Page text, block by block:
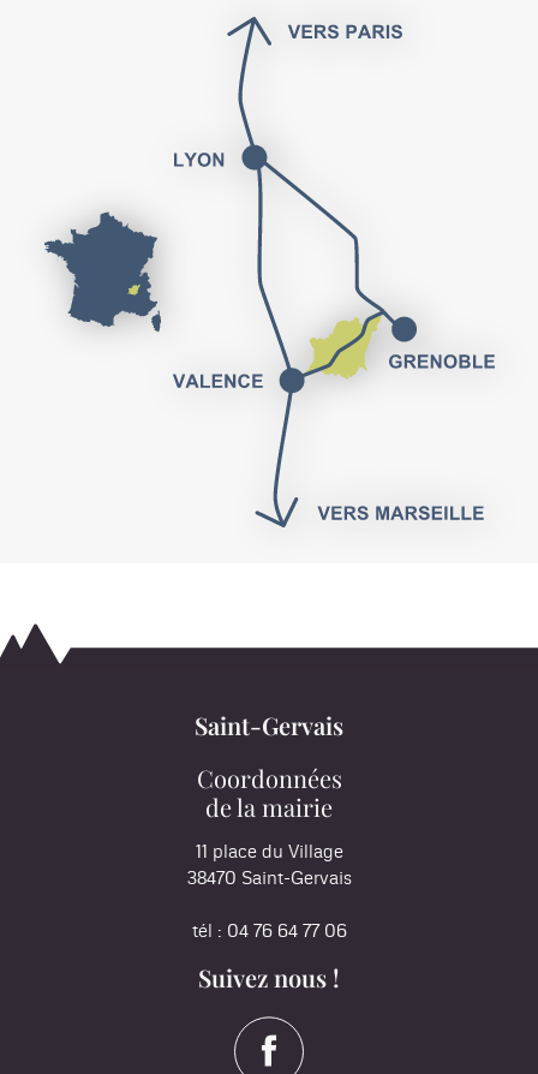
Saint-Gervais
Coordonnées
de la mairie
11 place du Village
38470 Saint-Gervais
tél : 04 76 64 77 06
Suivez nous !